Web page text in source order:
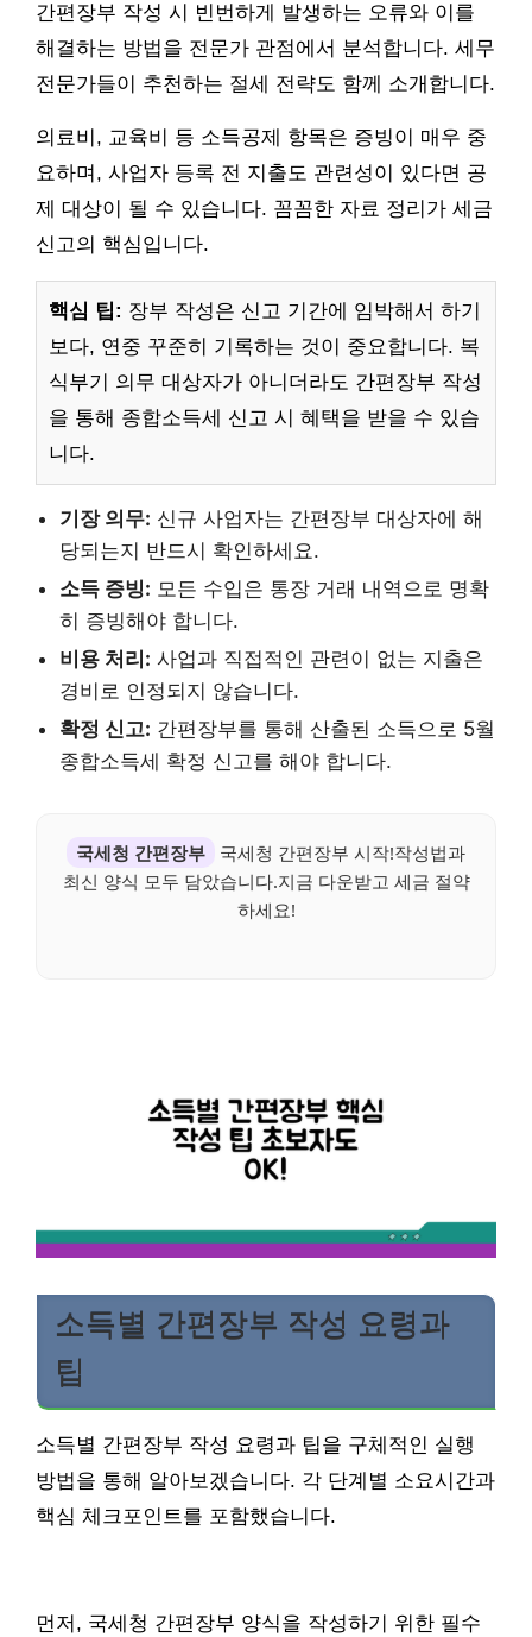
간편장부 작성 시 빈번하게 발생하는 오류와 이를
해결하는 방법을 전문가 관점에서 분석합니다. 세무
전문가들이 추천하는 절세 전략도 함께 소개합니다.
의료비, 교육비 등 소득공제 항목은 증빙이 매우 중
요하며, 사업자 등록 전 지출도 관련성이 있다면 공
제 대상이 될 수 있습니다. 꼼꼼한 자료 정리가 세금
신고의 핵심입니다.
핵심 팁: 장부 작성은 신고 기간에 임박해서 하기
보다, 연중 꾸준히 기록하는 것이 중요합니다. 복
식부기 의무 대상자가 아니더라도 간편장부 작성
을 통해 종합소득세 신고 시 혜택을 받을 수 있습
니다.
기장 의무: 신규 사업자는 간편장부 대상자에 해
당되는지 반드시 확인하세요.
소득 증빙: 모든 수입은 통장 거래 내역으로 명확
히 증빙해야 합니다.
비용 처리: 사업과 직접적인 관련이 없는 지출은
경비로 인정되지 않습니다.
확정 신고: 간편장부를 통해 산출된 소득으로 5월
종합소득세 확정 신고를 해야 합니다.
국세청 간편장부
국세청 간편장부 시작!작성법과
최신 양식 모두 담았습니다.지금 다운받고 세금 절약
하세요!
소득별 간편장부 작성 요령과
팁
소득별 간편장부 작성 요령과 팁을 구체적인 실행
방법을 통해 알아보겠습니다. 각 단계별 소요시간과
핵심 체크포인트를 포함했습니다.
먼저, 국세청 간편장부 양식을 작성하기 위한 필수